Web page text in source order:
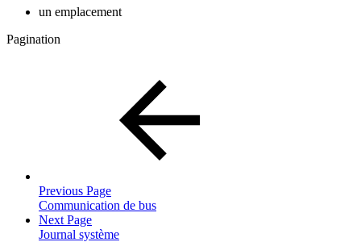
un emplacement
Pagination
Previous Page
Communication de bus
Next Page
Journal système